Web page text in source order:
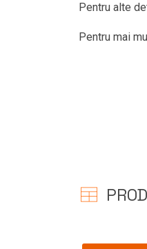
Pentru alte
Pentru mai